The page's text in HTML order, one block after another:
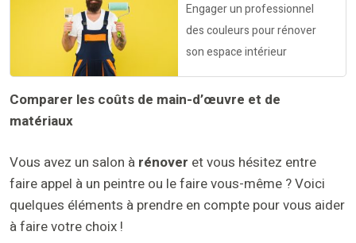
Engager un professionnel
des couleurs pour rénover
son espace intérieur
Comparer les coûts de main-d’œuvre et de
matériaux
Vous avez un salon à rénover et vous hésitez entre
faire appel à un peintre ou le faire vous-même ? Voici
quelques éléments à prendre en compte pour vous aider
à faire votre choix !